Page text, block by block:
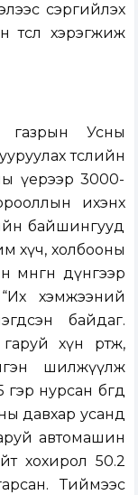
сэргийлэх
хэрэгжиж
газрын Усны
төслийн
үерээр 3000-
ихэнх
байшингууд
хүч, холбооны
мөнгөн дүнгээр
хэмжээний
байдаг.
хүн өртөж,
шилжүүлж
нурсан бөгөөд
давхар усанд
автомашин
хохирол 50.2
Тиймээс